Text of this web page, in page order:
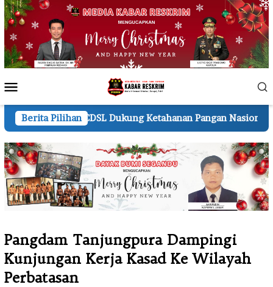
Loncat
ke
konten
Mobile
Berita Pilihan
Dukung Ketahanan Pangan Nasional Kapolres
Pangdam Tanjungpura Dampingi
Kunjungan Kerja Kasad Ke Wilayah
Perbatasan